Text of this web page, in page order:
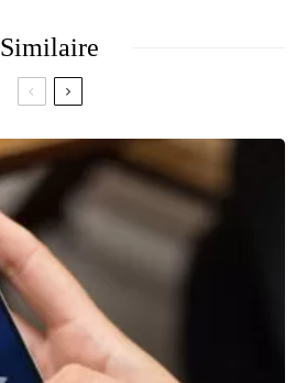
Similaire